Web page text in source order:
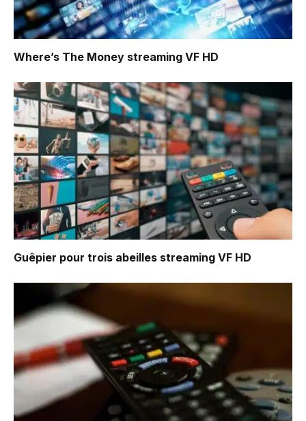
Where’s The Money streaming VF HD
Guêpier pour trois abeilles streaming VF HD